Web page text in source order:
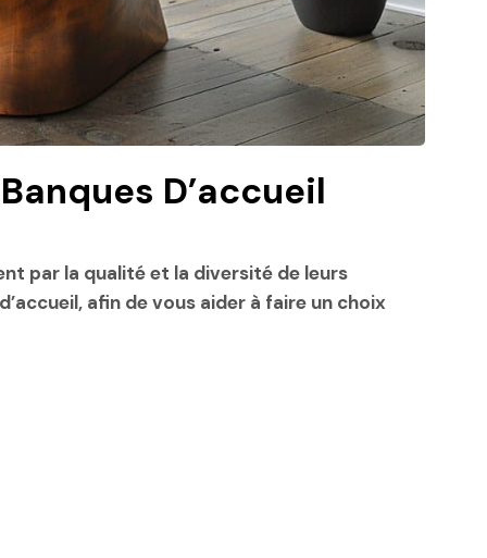
D’accueil
par la qualité et la diversité de leurs
afin de vous aider à faire un choix